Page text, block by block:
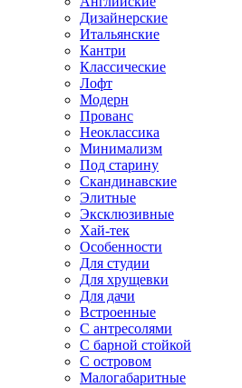
Дизайнерские
Итальянские
Кантри
Классические
Лофт
Модерн
Прованс
Неоклассика
Минимализм
Под старину
Скандинавские
Элитные
Эксклюзивные
Хай-тек
Особенности
Для студии
Для хрущевки
Для дачи
Встроенные
С антресолями
С барной стойкой
С островом
Малогабаритные